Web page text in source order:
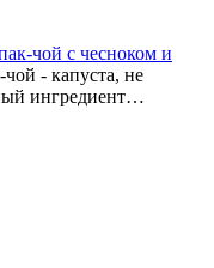
чой с чесноком и
- капуста, не
ингредиент…